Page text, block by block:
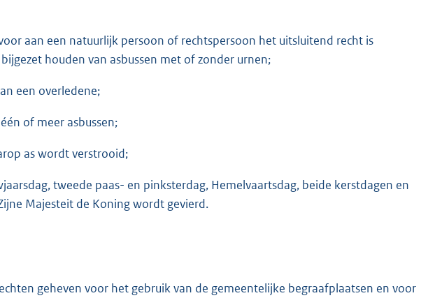
aan een natuurlijk persoon of rechtspersoon het uitsluitend recht is
houden van asbussen met of zonder urnen;
een overledene;
of meer asbussen;
as wordt verstrooid;
tweede paas- en pinksterdag, Hemelvaartsdag, beide kerstdagen en
Majesteit de Koning wordt gevierd.
geheven voor het gebruik van de gemeentelijke begraafplaatsen en voor